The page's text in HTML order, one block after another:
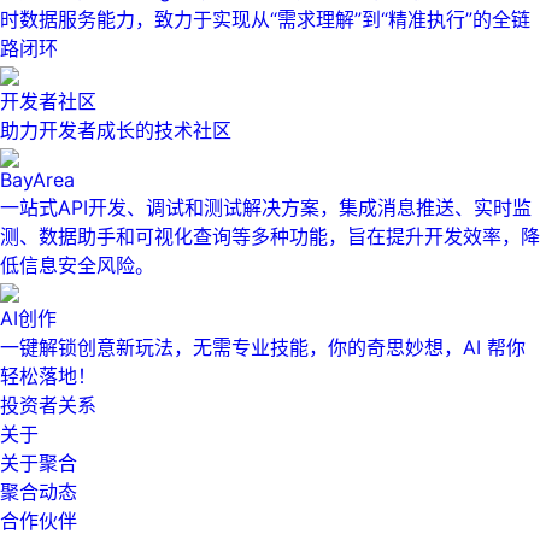
时数据服务能力，致力于实现从“需求理解”到“精准执行”的全链
路闭环
开发者社区
助力开发者成长的技术社区
BayArea
一站式API开发、调试和测试解决方案，集成消息推送、实时监
测、数据助手和可视化查询等多种功能，旨在提升开发效率，降
低信息安全风险。
AI创作
一键解锁创意新玩法，无需专业技能，你的奇思妙想，AI 帮你
轻松落地！
投资者关系
关于
关于聚合
聚合动态
合作伙伴